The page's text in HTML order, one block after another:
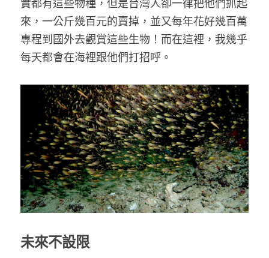
實都有這些物種，但是台灣人卻一律把他們抓起
來，一公斤幾百元的賣掉，並又每年花好幾百萬
專程到國外去觀賞這些生物！而在這裡，我幾乎
每天都會在海裡跟他們打招呼。
未來不設限